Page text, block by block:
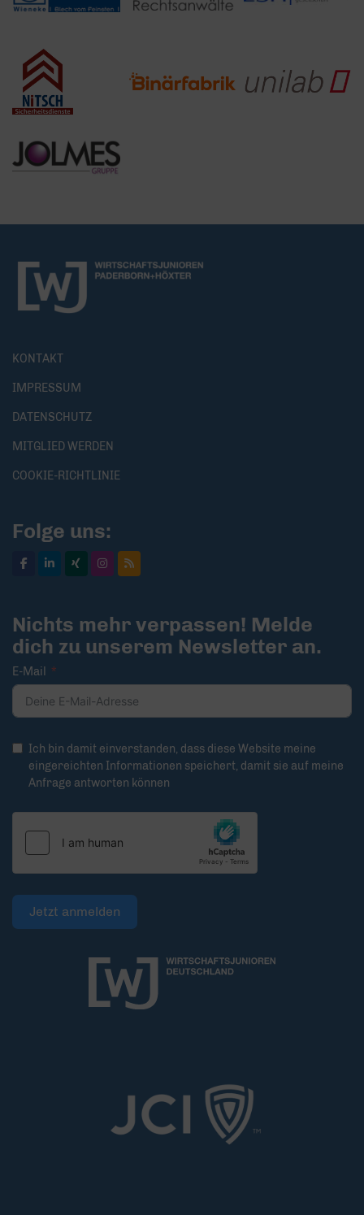
KONTAKT
IMPRESSUM
DATENSCHUTZ
MITGLIED WERDEN
COOKIE-RICHTLINIE
Folge uns:
Nichts mehr verpassen! Melde
dich zu unserem Newsletter an.
E-Mail
Ich bin damit einverstanden, dass diese Website meine
eingereichten Informationen speichert, damit sie auf meine
Anfrage antworten können
Jetzt anmelden